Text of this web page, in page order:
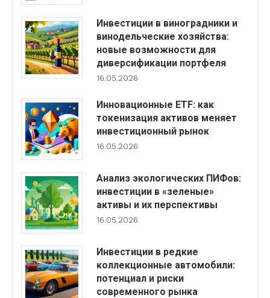
Инвестиции в виноградники и
винодельческие хозяйства:
новые возможности для
диверсификации портфеля
16.05.2026
Инновационные ETF: как
токенизация активов меняет
инвестиционный рынок
16.05.2026
Анализ экологических ПИФов:
инвестиции в «зеленые»
активы и их перспективы
16.05.2026
Инвестиции в редкие
коллекционные автомобили:
потенциал и риски
современного рынка